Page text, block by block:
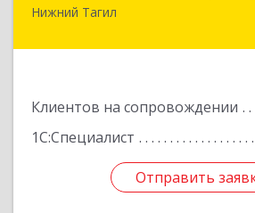
Нижний Тагил
Клиентов на сопровождении
1С:Специалист
Отправить
622030, Свердловская обл,
Отправить